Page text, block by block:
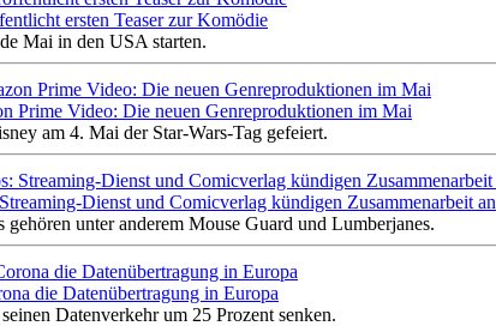
ersten Teaser zur Komödie
Mai in den USA starten.
Prime Video: Die neuen Genreproduktionen im Mai
am 4. Mai der Star-Wars-Tag gefeiert.
Dienst und Comicverlag kündigen Zusammenarbeit an
gehören unter anderem Mouse Guard und Lumberjanes.
die Datenübertragung in Europa
Datenverkehr um 25 Prozent senken.